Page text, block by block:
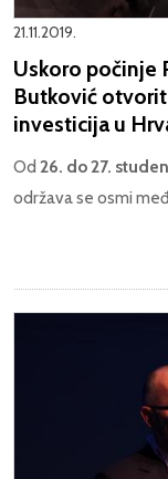
21.11.2019.
Uskoro počinje
Butković
investicija u
Od 26. do 27.
održava se osmi